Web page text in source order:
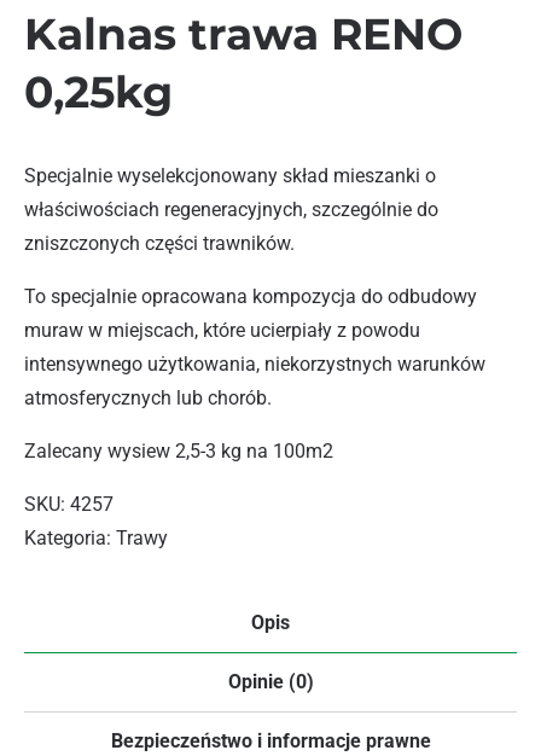
Kalnas trawa RENO
0,25kg
Specjalnie wyselekcjonowany skład mieszanki o
właściwościach regeneracyjnych, szczególnie do
zniszczonych części trawników.
To specjalnie opracowana kompozycja do odbudowy
muraw w miejscach, które ucierpiały z powodu
intensywnego użytkowania, niekorzystnych warunków
atmosferycznych lub chorób.
Zalecany wysiew 2,5-3 kg na 100m2
SKU: 4257
Kategoria: Trawy
Opis
Opinie (0)
Bezpieczeństwo i informacje prawne